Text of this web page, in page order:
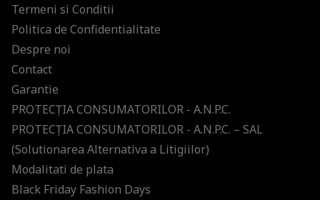
Termeni si Conditii
Politica de Confidentialitate
Despre noi
Contact
Garantie
PROTECŢIA CONSUMATORILOR - A.N.P.C.
PROTECŢIA CONSUMATORILOR - A.N.P.C. – SAL
(Solutionarea Alternativa a Litigiilor)
Modalitati de plata
Black Friday Fashion Days